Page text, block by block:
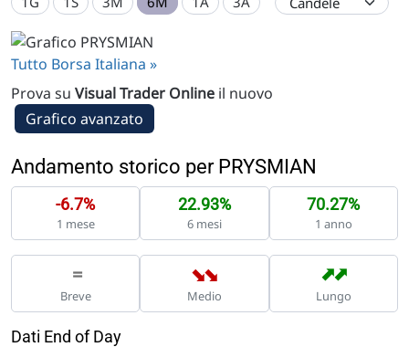
Tutto Borsa Italiana »
Prova su Visual Trader Online il nuovo
Grafico avanzato
Andamento storico per PRYSMIAN
-6.7%
1 mese
22.93%
6 mesi
70.27%
1 anno
=
Breve
➡
➡
Medio
➡
➡
Lungo
Dati End of Day